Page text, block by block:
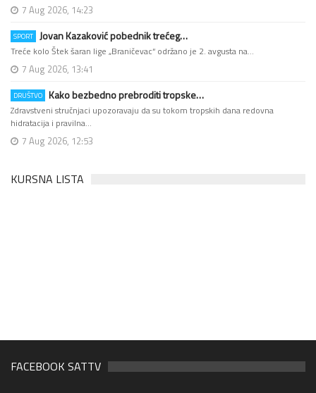
7 Aug 2026, 14:23
SPORT Jovan Kazaković pobednik trećeg…
Treće kolo Štek šaran lige „Braničevac“ održano je 2. avgusta na…
7 Aug 2026, 13:41
DRUŠTVO Kako bezbedno prebroditi tropske…
Zdravstveni stručnjaci upozoravaju da su tokom tropskih dana redovna
hidratacija i pravilna…
7 Aug 2026, 12:53
KURSNA LISTA
FACEBOOK SATTV